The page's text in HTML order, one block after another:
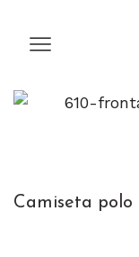
Camiseta polo